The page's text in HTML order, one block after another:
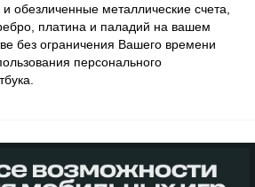
и обезличенные металлические счета
платина и паладий на вашем
без ограничения Вашего времени
персонального